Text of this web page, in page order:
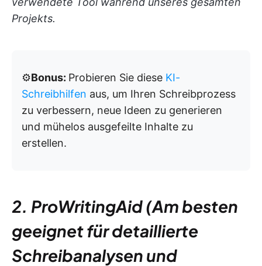
Projekts.
⚙️Bonus: Probieren Sie diese KI-
Schreibhilfen aus, um Ihren Schreibprozess
zu verbessern, neue Ideen zu generieren
und mühelos ausgefeilte Inhalte zu
erstellen.
2. ProWritingAid (Am besten
geeignet für detaillierte
Schreibanalysen und